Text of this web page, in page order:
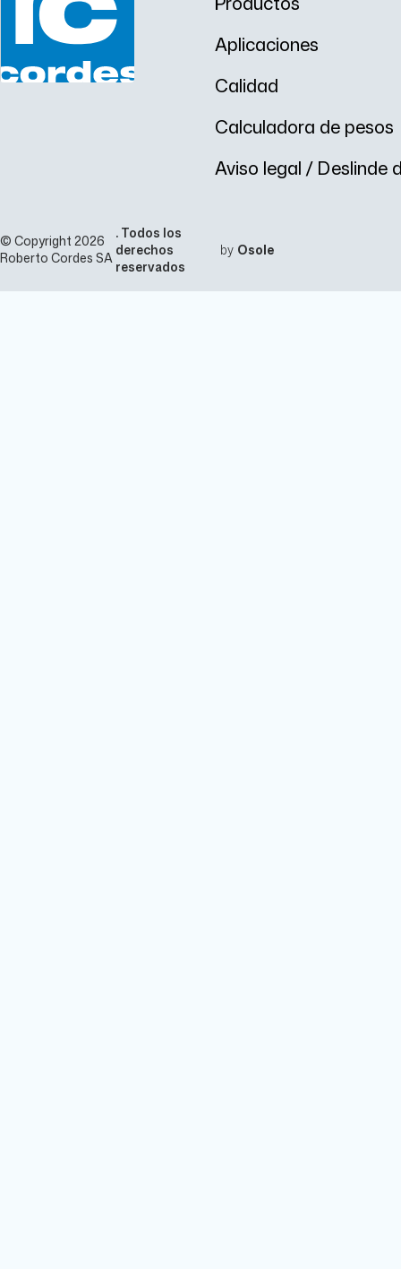
Aplicaciones
Calidad
Calculadora de pesos
Aviso legal / Deslinde
© Copyright 2026
Roberto Cordes SA
. Todos los
derechos
reservados
by Osole